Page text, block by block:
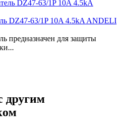
DZ47-63/1P 10A 4.5kA ANDELI
предназначен для защиты
другим